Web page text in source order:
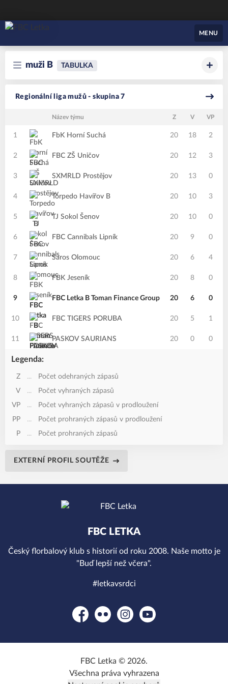
FBC Letka
MENU
muži B TABULKA
Regionální liga mužů - skupina 7
Název týmu Z V VP
1 FbK Horní Suchá 20 18 2
2 FBC ZŠ Uničov 20 12 3
3 SXMRLD Prostějov 20 13 0
4 Torpedo Havířov B 20 10 3
5 TJ Sokol Šenov 20 10 0
6 FBC Cannibals Lipník 20 9 0
7 Saros Olomouc 20 6 4
8 FBK Jeseník 20 8 0
9 FBC Letka B Toman Finance Group 20 6 0
10 FBC TIGERS PORUBA 20 5 1
11 PASKOV SAURIANS 20 0 0
Legenda:
Z ...
Počet odehraných zápasů
V
...
Počet vyhraných zápasů
VP
...
Počet vyhraných zápasů v prodloužení
PP
...
Počet prohraných zápasů v prodloužení
P
... Počet prohraných zápasů
EXTERNÍ PROFIL SOUTĚŽE
FBC LETKA
Český florbalový klub s historií od roku 2008. Naše motto je
"Buď lepší než včera".
#letkavsrdci
FacebookFlickr InstagramYouTube
FBC Letka © 2026.
Všechna práva vyhrazena